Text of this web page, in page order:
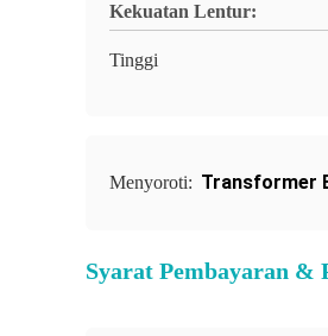
Kekuatan Lentur:
Tinggi
Menyoroti: Transformer
Syarat Pembayaran &